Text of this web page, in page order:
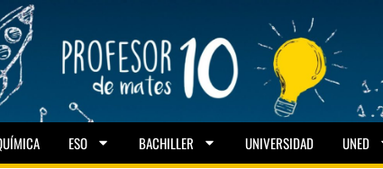
ESO BACHILLER UNIVERSIDAD UNED